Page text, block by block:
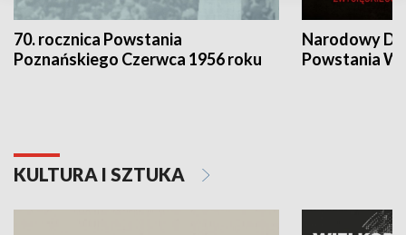
70. rocznica Powstania
Poznańskiego Czerwca 1956 roku
Narodowy
Powstania
KULTURA I SZTUKA